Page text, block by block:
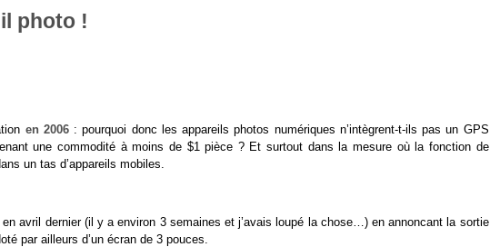
photo !
en 2006: pourquoi donc les appareils photos numériques n’intègrent-t-ils pas un GPS
une commodité à moins de $1 pièce ? Et surtout dans la mesure où la fonction de
un tas d’appareils mobiles.
avril dernier (il y a environ 3 semaines et j’avais loupé la chose…) en annoncant la sortie
par ailleurs d’un écran de 3 pouces.